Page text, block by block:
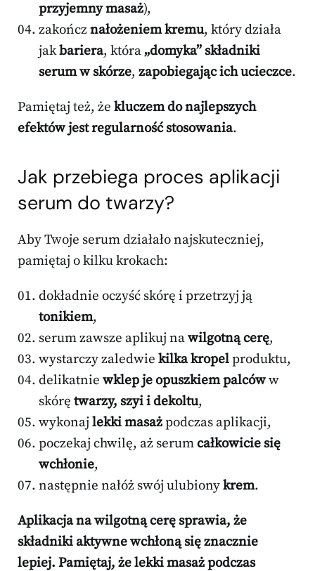
przyjemny masaż),
zakończnałożeniem kremu, który działa
jakbariera, która „domyka” składniki
serum w skórze, zapobiegając ich ucieczce.
Pamiętaj też, że kluczem do najlepszych
efektów jest regularność stosowania.
Jak przebiega proces aplikacji
serum do twarzy?
Aby Twoje serum działało najskuteczniej,
pamiętaj o kilku krokach:
dokładnie oczyść skórę i przetrzyj ją
tonikiem,
serum zawsze aplikuj nawilgotną cerę,
wystarczy zaledwie kilka kropelproduktu,
delikatnie wklep je opuszkiem palcóww
skórę twarzy, szyi i dekoltu,
wykonajlekki masażpodczas aplikacji,
poczekaj chwilę, aż serumcałkowicie się
wchłonie,
następnie nałóż swój ulubionykrem.
Aplikacja nawilgotną cerę sprawia, że
składniki aktywnewchłoną się znacznie
lepiej. Pamiętaj, żelekki masażpodczas